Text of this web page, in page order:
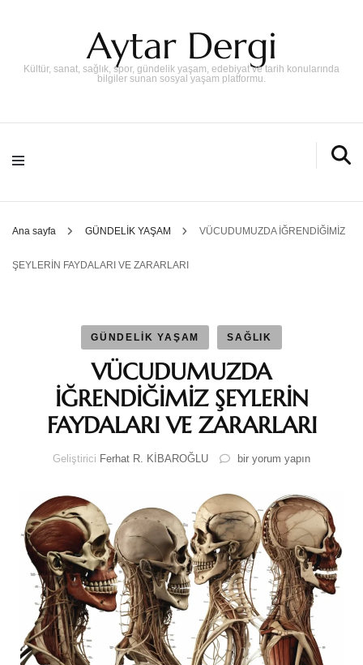
Aytar Dergi
Kültür, sanat, sağlık, spor, gündelik yaşam, edebiyat ve tarih konularında
bilgiler sunan sosyal yaşam platformu.
Ana sayfa GÜNDELİK YAŞAM VÜCUDUMUZDA İĞRENDİĞİMİZ
ŞEYLERİN FAYDALARI VE ZARARLARI
GÜNDELİK YAŞAM SAĞLIK
VÜCUDUMUZDA
İĞRENDİĞİMİZ ŞEYLERİN
FAYDALARI VE ZARARLARI
Geliştirici Ferhat R. KİBAROĞLU
VÜCUDUMUZDA
FAYDALARI
VE
ZARARLARI
için
bir yorum yapın